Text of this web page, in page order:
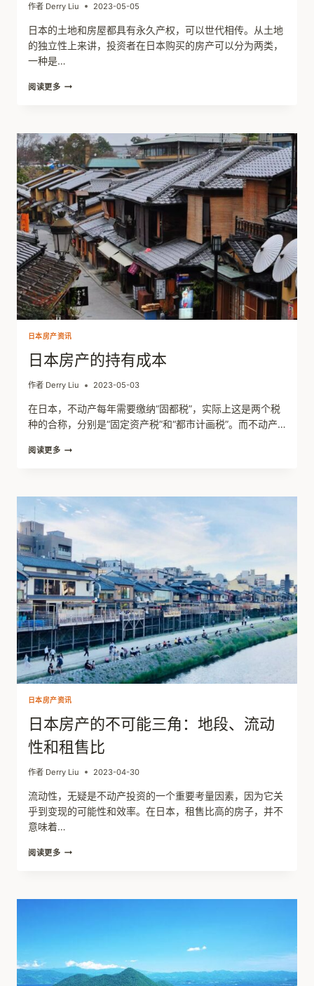
作者 Derry Liu 2023-05-05
日本的土地和房屋都具有永久产权，可以世代相传。从土地
的独立性上来讲，投资者在日本购买的房产可以分为两类，
一种是…
阅读更多
物
的
产
权
属
性
日本房产资讯
日本房产的持有成本
作者 Derry Liu 2023-05-03
在日本，不动产每年需要缴纳“固都税”，实际上这是两个税
种的合称，分别是“固定资产税”和“都市计画税”。而不动产…
阅读更多
的
持
有
成
本
日本房产资讯
日本房产的不可能三角：地段、流动
性和租售比
作者 Derry Liu 2023-04-30
流动性，无疑是不动产投资的一个重要考量因素，因为它关
乎到变现的可能性和效率。在日本，租售比高的房子，并不
意味着…
阅读更多 日
的
地
段、